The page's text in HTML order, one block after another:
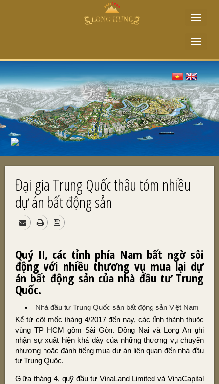
Toggle
Toggle
Đại gia Trung Quốc thâu tóm nhiều
dự án bất động sản
Quý II, các tỉnh phía Nam bất ngờ sôi
động với nhiều thương vụ mua lại dự
án bất động sản của nhà đầu tư Trung
Quốc.
Nhà đầu tư Trung Quốc săn bất động sản Việt Nam
Kể từ cột mốc tháng 4/2017 đến nay, các tỉnh thành thuộc
vùng TP HCM gồm Sài Gòn, Đồng Nai và Long An ghi
nhận sự xuất hiện khá dày của những thương vụ chuyển
nhượng hoặc đánh tiếng mua dự án liên quan đến nhà đầu
tư Trung Quốc.
Giữa tháng 4, quỹ đầu tư VinaLand Limited và VinaCapital